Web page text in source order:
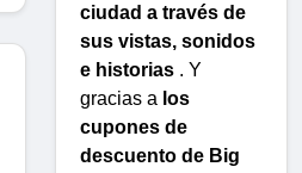
ciudad a través de
sus vistas, sonidos
e historias . Y
gracias a los
cupones de
descuento de Big